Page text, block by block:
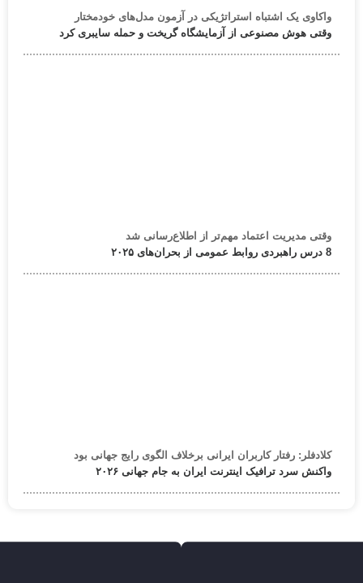
واکاوی یک اشتباه استراتژیکی در آزمون مدل‌های خودمختار
وقتی هوش مصنوعی از آزمایشگاه گریخت و حمله سایبری کرد
وقتی مدیریت اعتماد مهم‌تر از اطلاع‌رسانی شد
8 درس راهبردی روابط عمومی از بحران‌های ۲۰۲۵
کلادفلر: رفتار کاربران ایرانی برخلاف الگوی رایج جهانی بود
واکنش سرد ترافیک اینترنت ایران به جام جهانی ۲۰۲۶